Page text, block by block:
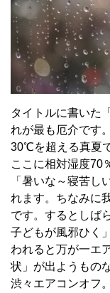
タイトルに書いた
れが最も厄介です
30℃を超える真夏
ここに相対湿度70
「暑いな～寝苦し
れます。ちなみに
です。するとしば
子どもが風邪ひく
われると万が一エ
状」が出ようもの
渋々エアコンオフ。